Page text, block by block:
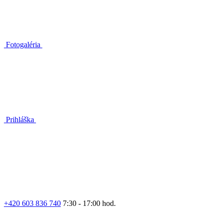
Fotogaléria
Prihláška
+420 603 836 740 7:30 - 17:00 hod.